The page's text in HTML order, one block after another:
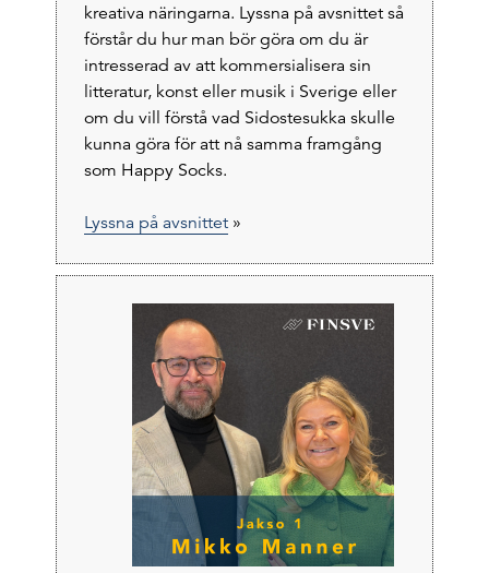
kreativa näringarna. Lyssna på avsnittet så
förstår du hur man bör göra om du är
intresserad av att kommersialisera sin
litteratur, konst eller musik i Sverige eller
om du vill förstå vad Sidostesukka skulle
kunna göra för att nå samma framgång
som Happy Socks.
Lyssna på avsnittet»